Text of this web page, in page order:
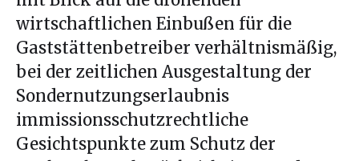
wirtschaftlichen Einbußen für die
Gaststättenbetreiber verhältnismäßig,
bei der zeitlichen Ausgestaltung der
Sondernutzungserlaubnis
immissionsschutzrechtliche
Gesichtspunkte zum Schutz der